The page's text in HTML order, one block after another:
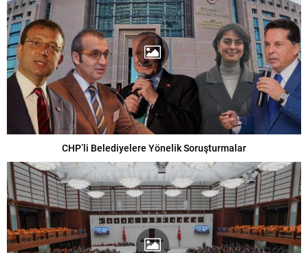
CHP’li Belediyelere Yönelik Soruşturmalar